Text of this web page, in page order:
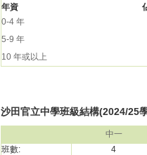
年資
0-4 年
5-9 年
10 年或以上
沙田官立中學班級結構(2024/25
中一
班數:
4